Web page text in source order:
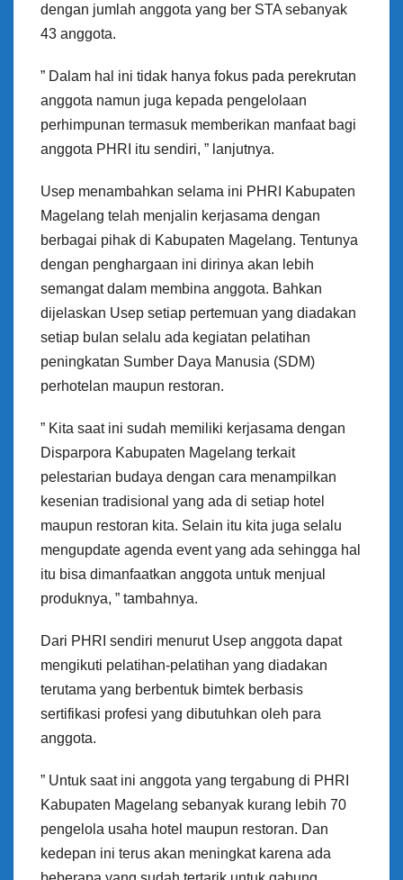
dengan jumlah anggota yang ber STA sebanyak
43 anggota.
” Dalam hal ini tidak hanya fokus pada perekrutan
anggota namun juga kepada pengelolaan
perhimpunan termasuk memberikan manfaat bagi
anggota PHRI itu sendiri, ” lanjutnya.
Usep menambahkan selama ini PHRI Kabupaten
Magelang telah menjalin kerjasama dengan
berbagai pihak di Kabupaten Magelang. Tentunya
dengan penghargaan ini dirinya akan lebih
semangat dalam membina anggota. Bahkan
dijelaskan Usep setiap pertemuan yang diadakan
setiap bulan selalu ada kegiatan pelatihan
peningkatan Sumber Daya Manusia (SDM)
perhotelan maupun restoran.
” Kita saat ini sudah memiliki kerjasama dengan
Disparpora Kabupaten Magelang terkait
pelestarian budaya dengan cara menampilkan
kesenian tradisional yang ada di setiap hotel
maupun restoran kita. Selain itu kita juga selalu
mengupdate agenda event yang ada sehingga hal
itu bisa dimanfaatkan anggota untuk menjual
produknya, ” tambahnya.
Dari PHRI sendiri menurut Usep anggota dapat
mengikuti pelatihan-pelatihan yang diadakan
terutama yang berbentuk bimtek berbasis
sertifikasi profesi yang dibutuhkan oleh para
anggota.
” Untuk saat ini anggota yang tergabung di PHRI
Kabupaten Magelang sebanyak kurang lebih 70
pengelola usaha hotel maupun restoran. Dan
kedepan ini terus akan meningkat karena ada